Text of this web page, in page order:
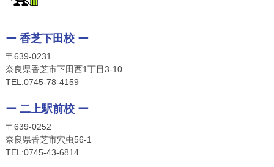
ー 香芝下田校 ー
〒639-0231
奈良県香芝市下田西1丁目3-10
TEL:0745-78-4159
ー 二上駅前校 ー
〒639-0252
奈良県香芝市穴虫56-1
TEL:0745-43-6814